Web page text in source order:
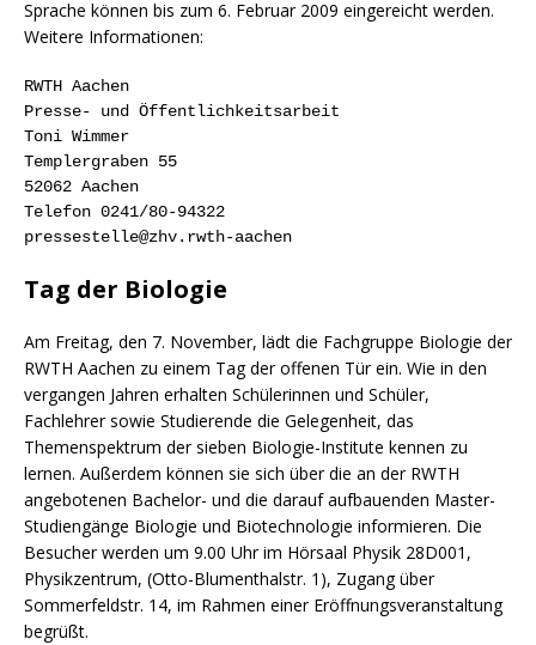
Sprache können bis zum 6. Februar 2009 eingereicht werden.
Weitere Informationen:
RWTH Aachen
Presse- und Öffentlichkeitsarbeit
Toni Wimmer
Templergraben 55
52062 Aachen
Telefon 0241/80-94322
pressestelle@zhv.rwth-aachen
Tag der Biologie
Am Freitag, den 7. November, lädt die Fachgruppe Biologie der
RWTH Aachen zu einem Tag der offenen Tür ein. Wie in den
vergangen Jahren erhalten Schülerinnen und Schüler,
Fachlehrer sowie Studierende die Gelegenheit, das
Themenspektrum der sieben Biologie-Institute kennen zu
lernen. Außerdem können sie sich über die an der RWTH
angebotenen Bachelor- und die darauf aufbauenden Master-
Studiengänge Biologie und Biotechnologie informieren. Die
Besucher werden um 9.00 Uhr im Hörsaal Physik 28D001,
Physikzentrum, (Otto-Blumenthalstr. 1), Zugang über
Sommerfeldstr. 14, im Rahmen einer Eröffnungsveranstaltung
begrüßt.